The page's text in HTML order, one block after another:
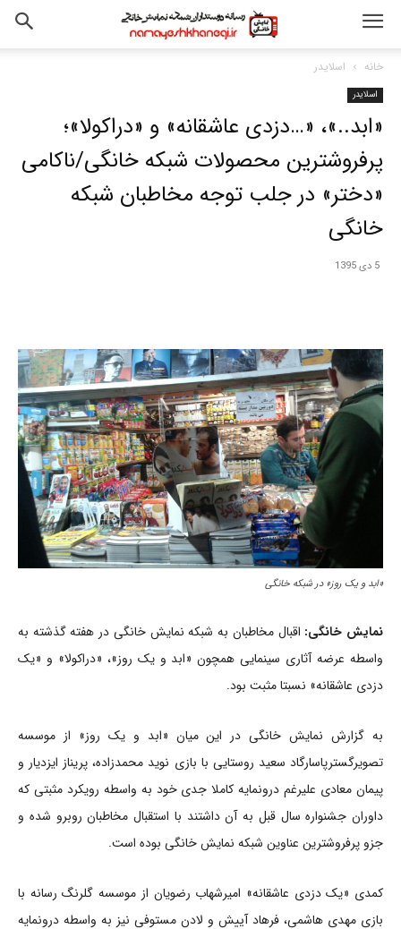
خانه اسلایدر
اسلایدر
«ابد..»، «…دزدی عاشقانه» و «دراکولا»؛
پرفروشترین محصولات شبکه خانگی/ناکامی
«دختر» در جلب توجه مخاطبان شبکه
خانگی
5 دی 1395
«ابد و یک روز» در شبکه خانگی
نمایش خانگی: اقبال مخاطبان به شبکه نمایش خانگی در هفته گذشته به
واسطه عرضه آثاری سینمایی همچون «ابد و یک روز»، «دراکولا» و «یک
دزدی عاشقانه» نسبتا مثبت بود.
به گزارش نمایش خانگی در این میان «ابد و یک روز» از موسسه
تصویرگسترپاسارگاد سعید روستایی با بازی نوید محمدزاده، پریناز ایزدیار و
پیمان معادی علیرغم درونمایه کاملا جدی خود به واسطه رویکرد مثبتی که
داوران جشنواره سال قبل به آن داشتند با استقبال مخاطبان روبرو شده و
جزو پرفروشترین عناوین شبکه نمایش خانگی بوده است.
کمدی «یک دزدی عاشقانه» امیرشهاب رضویان از موسسه گلرنگ رسانه با
بازی مهدی هاشمی، فرهاد آییش و لادن مستوفی نیز به واسطه درونمایه